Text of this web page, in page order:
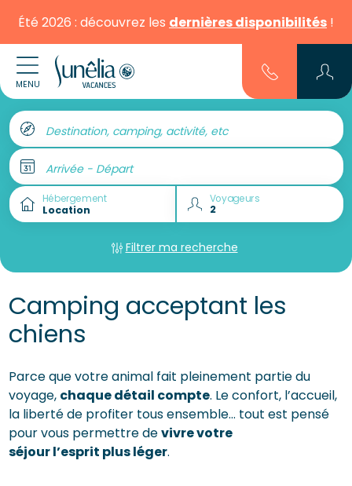
Été 2026 : découvrez les dernières disponibilités !
MENU
Destination, camping, activité, etc
Arrivée - Départ
Hébergement Voyageurs
Filtrer ma recherche
Camping acceptant les
chiens
Parce que votre animal fait pleinement partie du
voyage, chaque détail compte. Le confort, l’accueil,
la liberté de profiter tous ensemble… tout est pensé
pour vous permettre devivre votre
séjour l’esprit plus léger.